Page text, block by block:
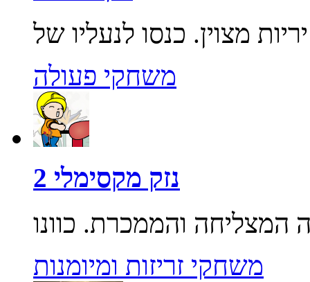
משחקי פעולה
נזק מקסימלי 2
משחקי זריזות ומיומנות